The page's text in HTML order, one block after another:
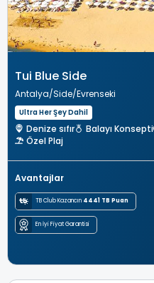
Tui Blue Side
Antalya Side Evrenseki
Ultra Her Şey Dahil
Denize sıfır Balayı Konsepti
Özel Plaj
Avantajlar
TB Club Kazancın 4441 TB Puan
En İyi Fiyat Garantisi